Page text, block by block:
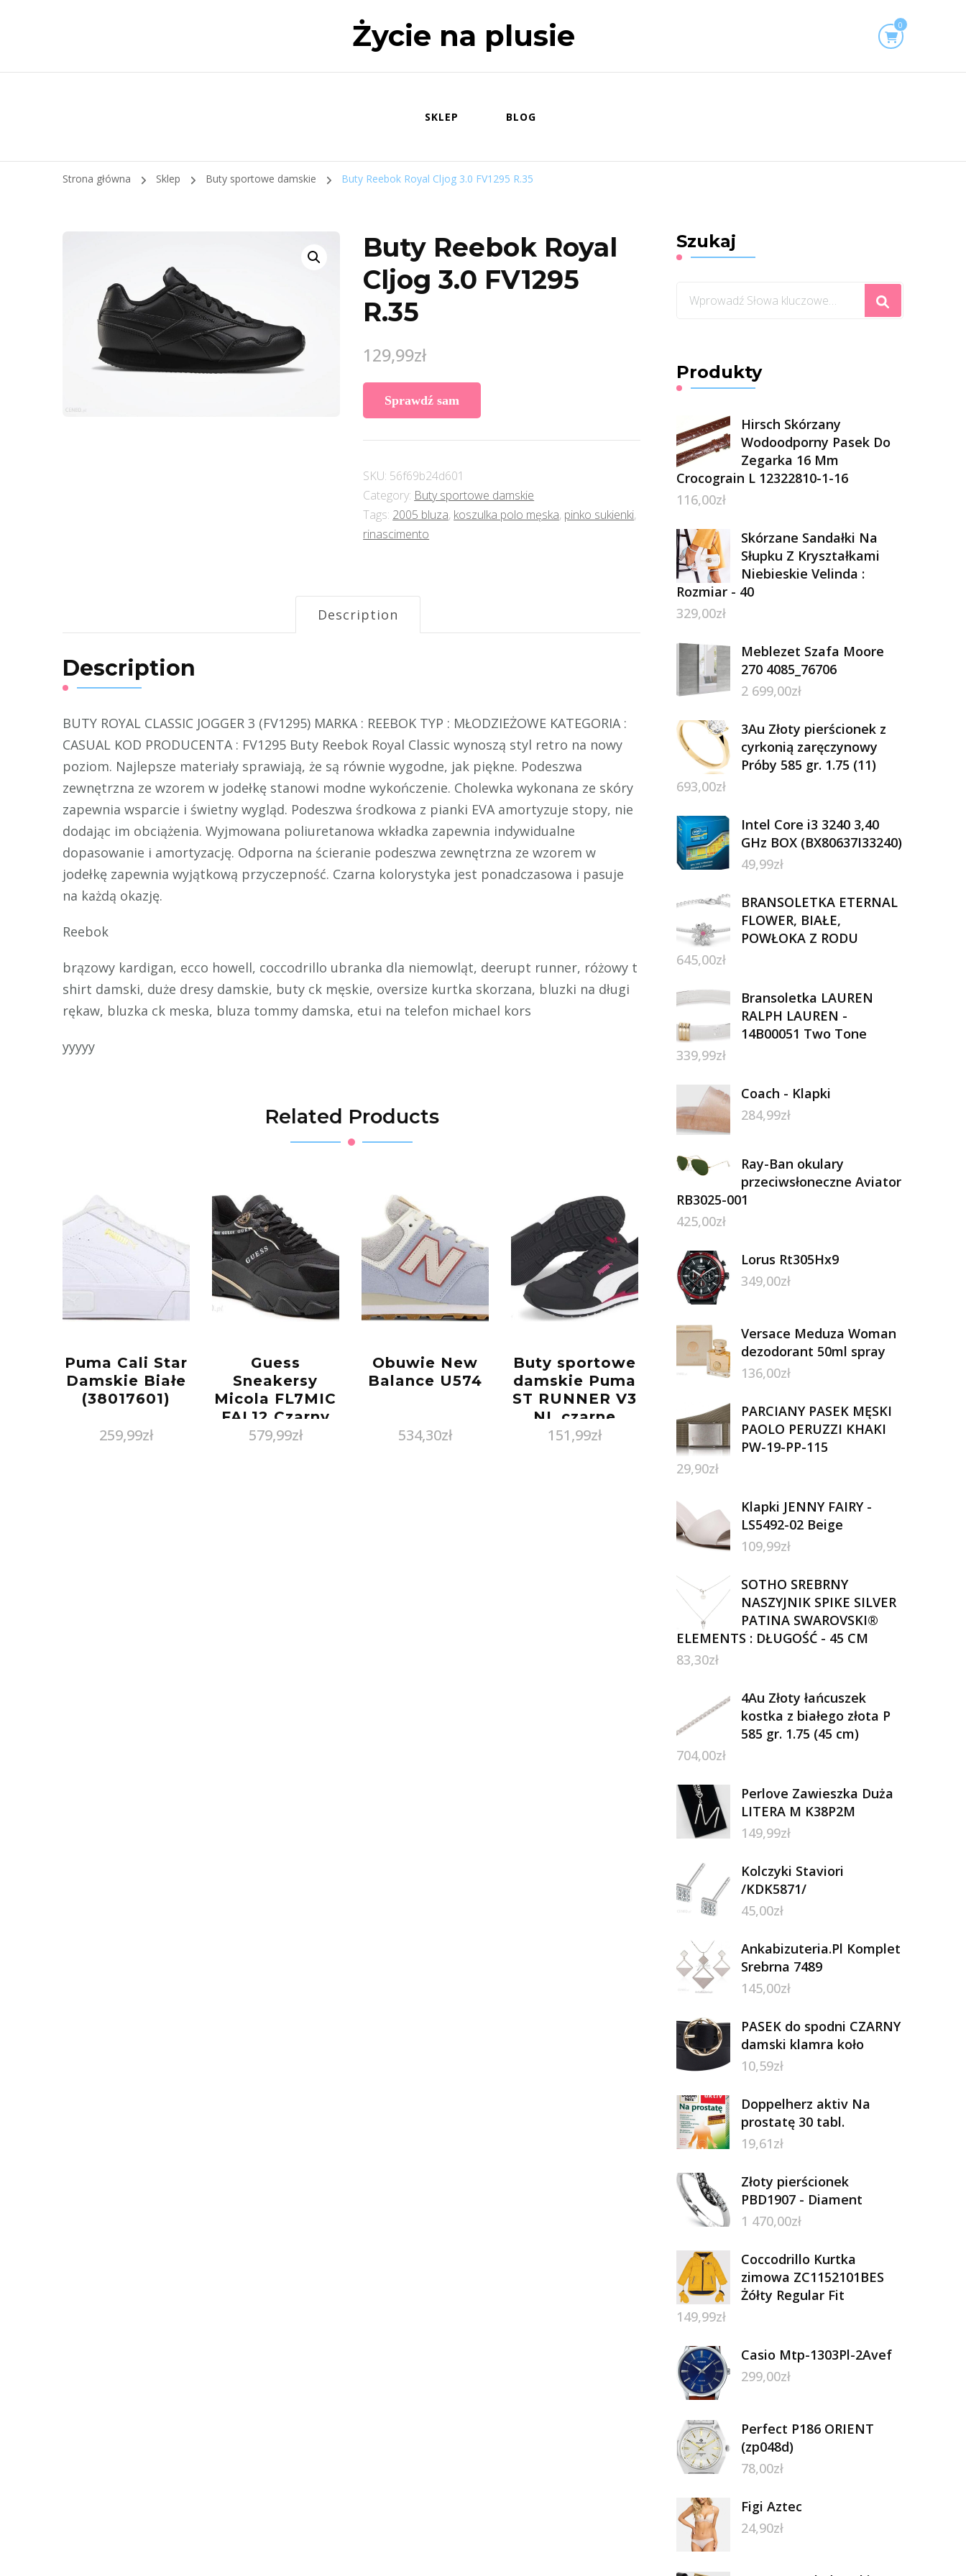
Życie na plusie 0
SKLEP BLOG
Strona główna Sklep Buty sportowe damskie Buty Reebok Royal Cljog 3.0 FV1295 R.35
Buty Reebok Royal
Cljog 3.0 FV1295
R.35
129,99zł
Sprawdź sam
SKU: 56f69b24d601
Category: Buty sportowe damskie
Tags: 2005 bluza, koszulka polo męska, pinko sukienki,
rinascimento
Description
Description
BUTY ROYAL CLASSIC JOGGER 3 (FV1295) MARKA : REEBOK TYP : MŁODZIEŻOWE KATEGORIA :
CASUAL KOD PRODUCENTA : FV1295 Buty Reebok Royal Classic wynoszą styl retro na nowy
poziom. Najlepsze materiały sprawiają, że są równie wygodne, jak piękne. Podeszwa
zewnętrzna ze wzorem w jodełkę stanowi modne wykończenie. Cholewka wykonana ze skóry
zapewnia wsparcie i świetny wygląd. Podeszwa środkowa z pianki EVA amortyzuje stopy, nie
dodając im obciążenia. Wyjmowana poliuretanowa wkładka zapewnia indywidualne
dopasowanie i amortyzację. Odporna na ścieranie podeszwa zewnętrzna ze wzorem w
jodełkę zapewnia wyjątkową przyczepność. Czarna kolorystyka jest ponadczasowa i pasuje
na każdą okazję.
Reebok
brązowy kardigan, ecco howell, coccodrillo ubranka dla niemowląt, deerupt runner, różowy t
shirt damski, duże dresy damskie, buty ck męskie, oversize kurtka skorzana, bluzki na długi
rękaw, bluzka ck meska, bluza tommy damska, etui na telefon michael kors
yyyyy
Related Products
Puma Cali Star
Damskie Białe
(38017601)
259,99zł
Guess
Sneakersy
Micola FL7MIC
FAL12 Czarny
579,99zł
Obuwie New
Balance U574
534,30zł
Buty sportowe
damskie Puma
ST RUNNER V3
NL czarne
38485707
151,99zł
Szukaj
Szukasz
Produkty
Hirsch Skórzany
Wodoodporny Pasek Do
Zegarka 16 Mm
Crocograin L 12322810-1-16
116,00zł
Skórzane Sandałki Na
Słupku Z Kryształkami
Niebieskie Velinda :
Rozmiar - 40
329,00zł
Meblezet Szafa Moore
270 4085_76706
2 699,00zł
3Au Złoty pierścionek z
cyrkonią zaręczynowy
Próby 585 gr. 1.75 (11)
693,00zł
Intel Core i3 3240 3,40
GHz BOX (BX80637I33240)
49,99zł
BRANSOLETKA ETERNAL
FLOWER, BIAŁE,
POWŁOKA Z RODU
645,00zł
Bransoletka LAUREN
RALPH LAUREN -
14B00051 Two Tone
339,99zł
Coach - Klapki
284,99zł
Ray-Ban okulary
przeciwsłoneczne Aviator
RB3025-001
425,00zł
Lorus Rt305Hx9
349,00zł
Versace Meduza Woman
dezodorant 50ml spray
136,00zł
PARCIANY PASEK MĘSKI
PAOLO PERUZZI KHAKI
PW-19-PP-115
29,90zł
Klapki JENNY FAIRY -
LS5492-02 Beige
109,99zł
SOTHO SREBRNY
NASZYJNIK SPIKE SILVER
PATINA SWAROVSKI®
ELEMENTS : DŁUGOŚĆ - 45 CM
83,30zł
4Au Złoty łańcuszek
kostka z białego złota P
585 gr. 1.75 (45 cm)
704,00zł
Perlove Zawieszka Duża
LITERA M K38P2M
149,99zł
Kolczyki Staviori
/KDK5871/
45,00zł
Ankabizuteria.Pl Komplet
Srebrna 7489
145,00zł
PASEK do spodni CZARNY
damski klamra koło
10,59zł
Doppelherz aktiv Na
prostatę 30 tabl.
19,61zł
Złoty pierścionek
PBD1907 - Diament
1 470,00zł
Coccodrillo Kurtka
zimowa ZC1152101BES
Żółty Regular Fit
149,99zł
Casio Mtp-1303Pl-2Avef
299,00zł
Perfect P186 ORIENT
(zp048d)
78,00zł
Figi Aztec
24,90zł